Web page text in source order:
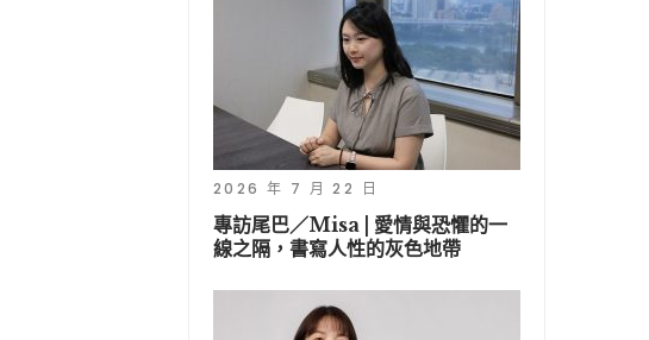
2026 年 7 月 22 日
專訪尾巴／Misa | 愛情與恐懼的一
線之隔，書寫人性的灰色地帶